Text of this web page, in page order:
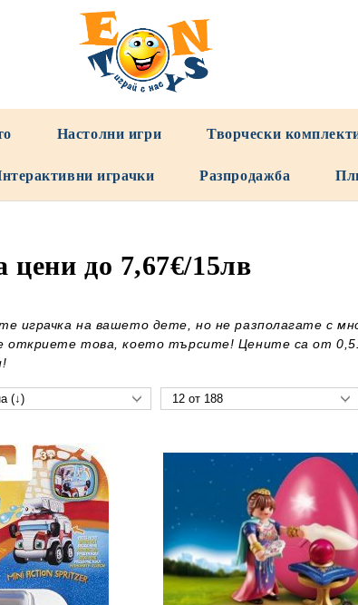
Настолни игри Творчески
играчки Разпродажба
цени до 7,67€/15лв
играчка на вашето дете, но не разполагате с
това, което търсите! Цените са от